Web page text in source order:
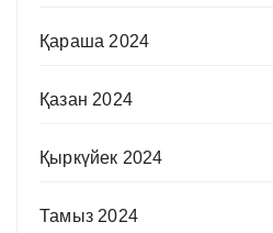
Қараша 2024
Қазан 2024
Қыркүйек 2024
Тамыз 2024